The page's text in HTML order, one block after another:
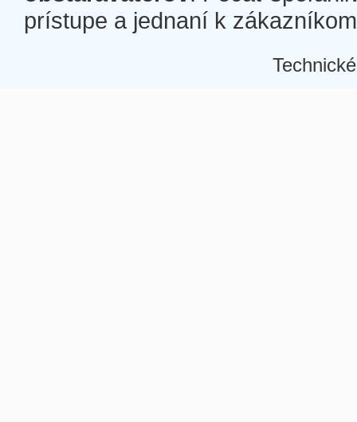
prístupe a jednaní k